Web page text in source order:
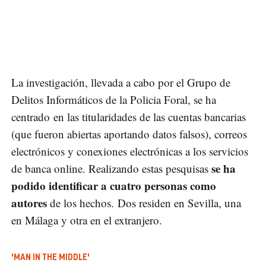
La investigación, llevada a cabo por el Grupo de
Delitos Informáticos de la Policia Foral, se ha
centrado en las titularidades de las cuentas bancarias
(que fueron abiertas aportando datos falsos), correos
electrónicos y conexiones electrónicas a los servicios
de banca online. Realizando estas pesquisas se ha
podido identificar a cuatro personas como
autores de los hechos. Dos residen en Sevilla, una
en Málaga y otra en el extranjero.
'MAN IN THE MIDDLE'